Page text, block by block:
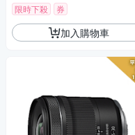
限時下殺
券
加入購物車